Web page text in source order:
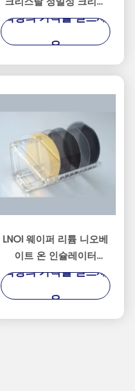
탈 성장에 초점을 맞춘
최상의 가격을 얻으세
요
LNOI 웨이퍼 리튬 니오베
이트 온 인슐레이터
2/3/4/6/8 인치 LN 기판
최상의 가격을 얻으세
요